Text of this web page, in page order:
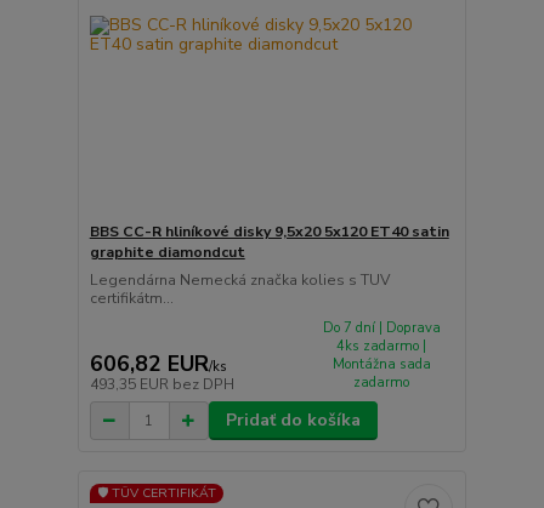
BBS CC-R hliníkové disky 9,5x20 5x120 ET40 satin
graphite diamondcut
Legendárna Nemecká značka kolies s TUV
certifikátm...
606,82 EUR/ks
493,35 EUR bez DPH
Do 7 dní | Doprava
4ks zadarmo |
Montážna sada
zadarmo
Pridať do košíka
🛡️ TÜV CERTIFIKÁT